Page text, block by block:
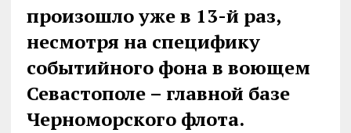
произошло уже в 13-й раз,
несмотря на специфику
событийного фона в воющем
Севастополе – главной базе
Черноморского флота.